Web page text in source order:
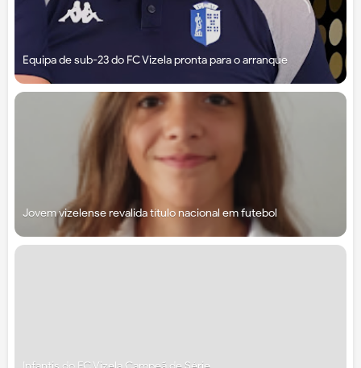
Equipa de sub-23 do FC Vizela pronta para o arranque
Jovem vizelense revalida título nacional em futebol